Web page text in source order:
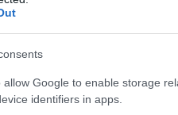
allow Google to enable storage
identifiers in apps.
az áprilisi felmérés
8 százaléka